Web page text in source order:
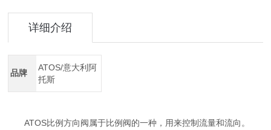
详细介绍
品牌
ATOS/意大利阿
托斯
ATOS比例方向阀属于比例阀的一种，用来控制流量和流向。